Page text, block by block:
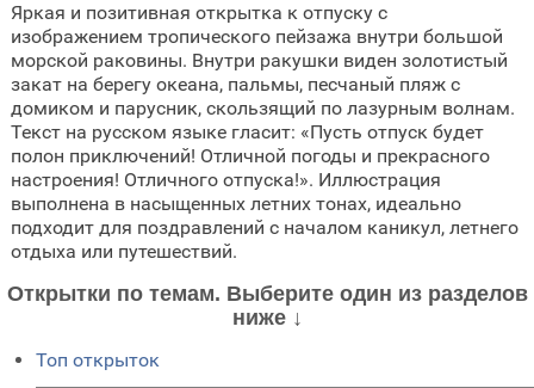
Яркая и позитивная открытка к отпуску с
изображением тропического пейзажа внутри большой
морской раковины. Внутри ракушки виден золотистый
закат на берегу океана, пальмы, песчаный пляж с
домиком и парусник, скользящий по лазурным волнам.
Текст на русском языке гласит: «Пусть отпуск будет
полон приключений! Отличной погоды и прекрасного
настроения! Отличного отпуска!». Иллюстрация
выполнена в насыщенных летних тонах, идеально
подходит для поздравлений с началом каникул, летнего
отдыха или путешествий.
Открытки по темам. Выберите один из разделов
ниже ↓
Топ открыток